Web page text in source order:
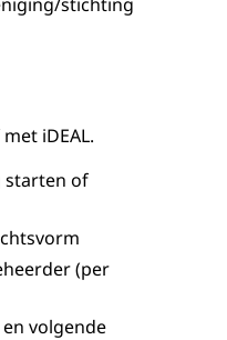
iDEAL.
starten of
(per
volgende